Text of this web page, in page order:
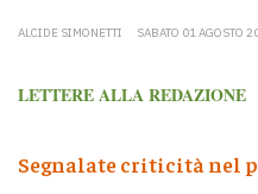
ALCIDE SIMONETTI SABATO 01 AGOSTO
LETTERE ALLA REDAZIONE
Segnalate criticità nel